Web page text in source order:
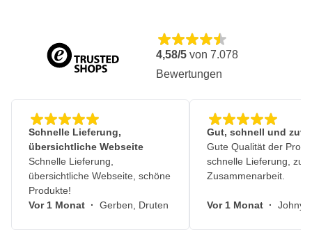
4,58/5 von 7.078
Bewertungen
Schnelle Lieferung,
übersichtliche Webseite
Schnelle Lieferung,
übersichtliche Webseite, schöne
Produkte!
Vor 1 Monat · Gerben, Druten
Gut, schnell und
Gute Qualität der
schnelle Lieferung,
Zusammenarbeit.
Vor 1 Monat · Johny,